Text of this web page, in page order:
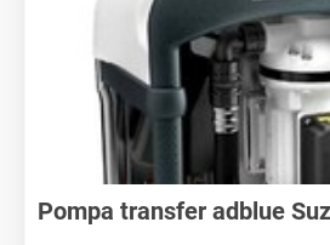
Pompa transfer adblue